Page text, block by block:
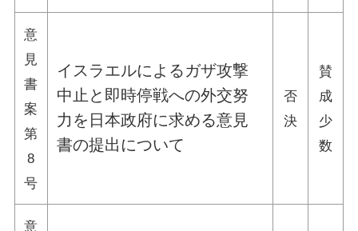
意
見
書
案
第
8
号
イスラエルによるガザ攻撃
中止と即時停戦への外交努
力を日本政府に求める意見
書の提出について
否
決
賛
成
少
数
意